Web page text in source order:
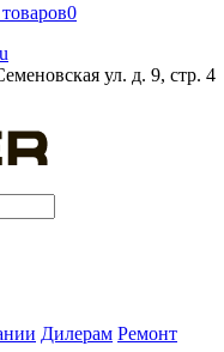
0
ул. д. 9, стр. 4
Дилерам Ремонт